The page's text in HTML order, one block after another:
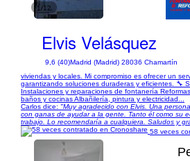
1/12
Elvis Velásquez
9,6 (40)Madrid (Madrid) 28036 Chamartín
viviendas y locales. Mi compromiso es ofrecer un
garantizando soluciones duraderas y eficientes. 🔧
Instalaciones y reparaciones de fontanería
baños y cocinas Albañilería, pintura y electricidad...
Carlos dice: "Muy agradecido con Elvis. Una
con ganas de ayudar a la gente. Tanto él como su
trabajo. Lo recomendaría a cualquiera. Saludos y
58 veces